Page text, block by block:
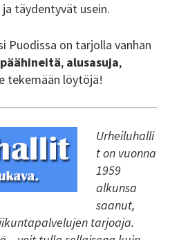
täydentyvät usein.
Puodissa on tarjolla vanhan
päähineitä, alusasuja,
tekemään löytöjä!
Urheiluhalli
t on vuonna
1959
alkunsa
saanut,
tarjoaja.